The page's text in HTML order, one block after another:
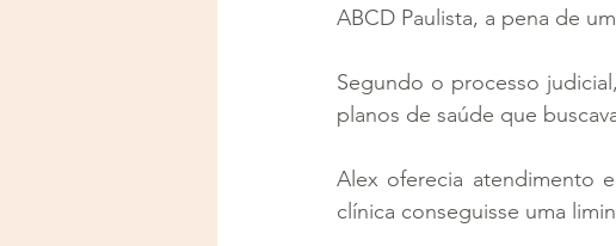
ABCD Paulista, a pena de
Segundo o processo
planos de saúde que
Alex oferecia atendimento
clínica conseguisse uma